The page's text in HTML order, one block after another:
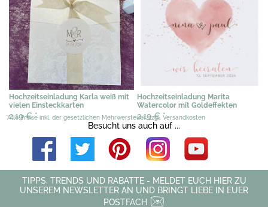
Hochzeitseinladung Karla weiß mit
vielen Einsteckkarten
2,19 €*
Hochzeitseinladung Marita
Watercolor mit Goldeffekten
2,19 € *
*Alle Preise inkl. der gesetzlichen Mehrwersteuer, zzgl. Versandkosten
Besucht uns auch auf ...
TIPPS, TRENDS UND RABATTE - MELDET EUCH HIER ZU
UNSEREM NEWSLETTER AN UND BRINGT LIEBE IN EUER
POSTFACH